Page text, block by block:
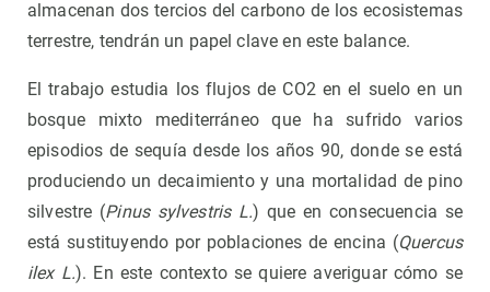
almacenan dos tercios del carbono de los ecosistemas
terrestre, tendrán un papel clave en este balance.
El trabajo estudia los flujos de CO2 en el suelo en un
bosque mixto mediterráneo que ha sufrido varios
episodios de sequía desde los años 90, donde se está
produciendo un decaimiento y una mortalidad de pino
silvestre (Pinus sylvestris L.) que en consecuencia se
está sustituyendo por poblaciones de encina (Quercus
ilex L.). En este contexto se quiere averiguar cómo se